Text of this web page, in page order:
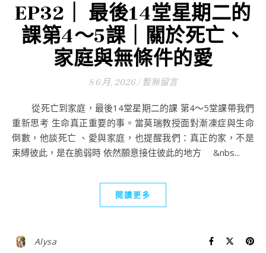
EP32｜ 最後14堂星期二的
課第4～5課｜關於死亡、
家庭與無條件的愛
8 6 月, 2026 / 暫無留言
從死亡到家庭，最後14堂星期二的課 第4～5堂課帶我們
重新思考 生命真正重要的事。當莫瑞教授面對漸凍症與生命
倒數，他談死亡 、愛與家庭，也提醒我們：真正的家，不是
束縛彼此，是在脆弱時 依然願意接住彼此的地方 &nbs...
閱讀更多
Alysa